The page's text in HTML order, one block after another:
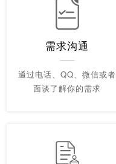
需求沟通
通过电话、QQ、微信或者
面谈了解你的需求